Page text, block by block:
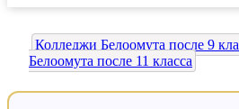
Колледжи Белоомута после 9
Белоомута после 11 класса